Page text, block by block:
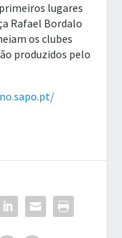
lugares
Rafael Bordalo
os clubes
produzidos pelo